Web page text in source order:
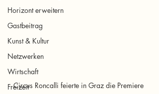
Horizont erweitern
Gastbeitrag
Kunst & Kultur
Netzwerken
Wirtschaft
Freizeit
Circus Roncalli feierte in Graz die Premiere